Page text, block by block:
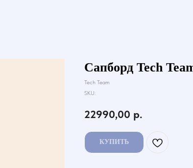
Сапборд Tech
Tech Team
SKU:
22990,00 р.
КУПИТЬ